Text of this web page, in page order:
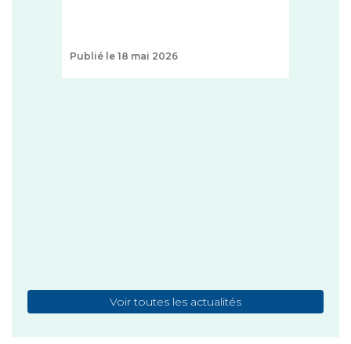
Publié le 18 mai 2026
Voir toutes les actualités